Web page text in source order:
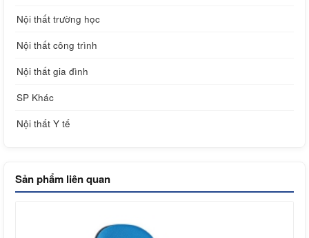
Nội thất trường học
Nội thất công trình
Nội thất gia đình
SP Khác
Nội thất Y tế
Sản phẩm liên quan